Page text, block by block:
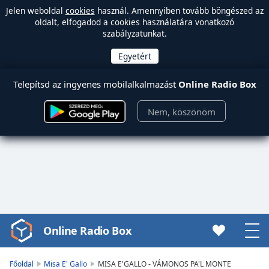
Jelen weboldal cookies használ. Amennyiben tovább böngészed az
oldalt, elfogadod a cookies használatára vonatkozó
szabályzatunkat.
Telepítsd az ingyenes mobilalkalmazást Online Radio Box
Nem, köszönöm
Video
Player
Online Radio Box
Főoldal Misa E' Gallo MISA E'GALLO - VÁMONOS PA'L MONTE